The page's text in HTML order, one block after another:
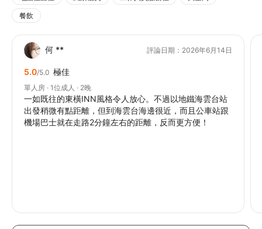
餐飲
何 ** 評論日期：2026年6月14日
5.0/5.0 極佳
單人房 · 1位成人 · 2晚
一如既往的東橫INN風格令人放心。不過以地鐵海雲台站
出發稍微有點距離，但到海雲台海邊很近，而且公車站跟
機場巴士就在走路2分鐘左右的距離，反而更方便！